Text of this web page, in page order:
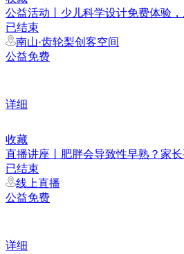
公益活动丨少儿科学设计免费体验
已结束
南山·齿轮梨创客空间
公益免费
详细
收藏
直播讲座丨肥胖会导致性早熟？家
已结束
线上直播
公益免费
详细